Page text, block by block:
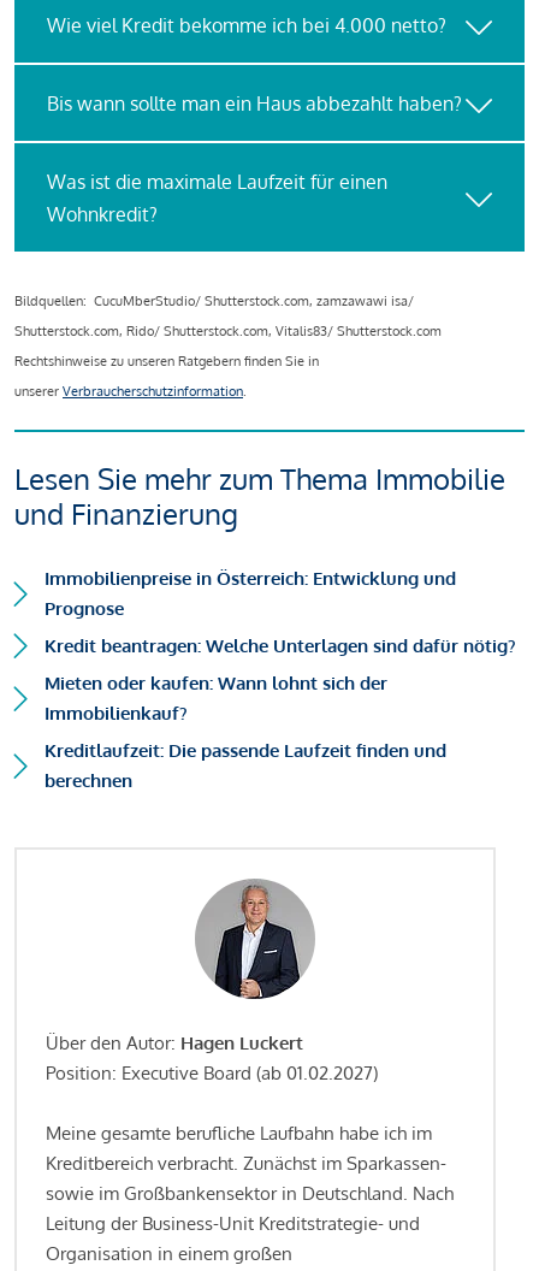
Wie viel Kredit bekomme ich bei 4.000 netto?
Bis wann sollte man ein Haus abbezahlt haben?
Was ist die maximale Laufzeit für einen
Wohnkredit?
Bildquellen: CucuMberStudio/ Shutterstock.com, zamzawawi isa/
Shutterstock.com, Rido/ Shutterstock.com, Vitalis83/ Shutterstock.com
Rechtshinweise zu unseren Ratgebern finden Sie in
unserer Verbraucherschutzinformation.
Lesen Sie mehr zum Thema Immobilie
und Finanzierung
Immobilienpreise in Österreich: Entwicklung und
Prognose
Kredit beantragen: Welche Unterlagen sind dafür nötig?
Mieten oder kaufen: Wann lohnt sich der
Immobilienkauf?
Kreditlaufzeit: Die passende Laufzeit finden und
berechnen
Über den Autor: Hagen Luckert
Position: Executive Board (ab 01.02.2027)
Meine gesamte berufliche Laufbahn habe ich im
Kreditbereich verbracht. Zunächst im Sparkassen-
sowie im Großbankensektor in Deutschland. Nach
Leitung der Business-Unit Kreditstrategie- und
Organisation in einem großen